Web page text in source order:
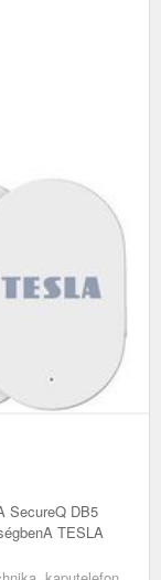
SecureQ DB5
TESLA